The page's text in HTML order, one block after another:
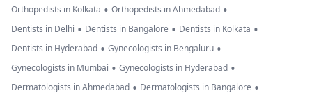
Orthopedists in Kolkata • Orthopedists in Ahmedabad •
Dentists in Delhi • Dentists in Bangalore • Dentists in Kolkata •
Dentists in Hyderabad • Gynecologists in Bengaluru •
Gynecologists in Mumbai • Gynecologists in Hyderabad •
Dermatologists in Ahmedabad • Dermatologists in Bangalore •